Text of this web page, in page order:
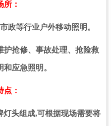
所：
政等行业户外移动照明。
护抢修、事故处理、抢险救
应急照明。
点：
头组成,可根据现场需要将